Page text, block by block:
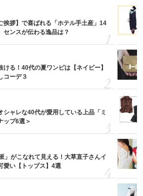
挨拶】で喜ばれる「ホテル手土産」14
センスが伝わる逸品は？
ける！40代の夏ワンピは【ネイビー】
コーデ３
シャレな40代が愛用している上品「ミ
ップ6選＞
」がこなれて見える！大草直子さんイ
愛い【トップス】4選